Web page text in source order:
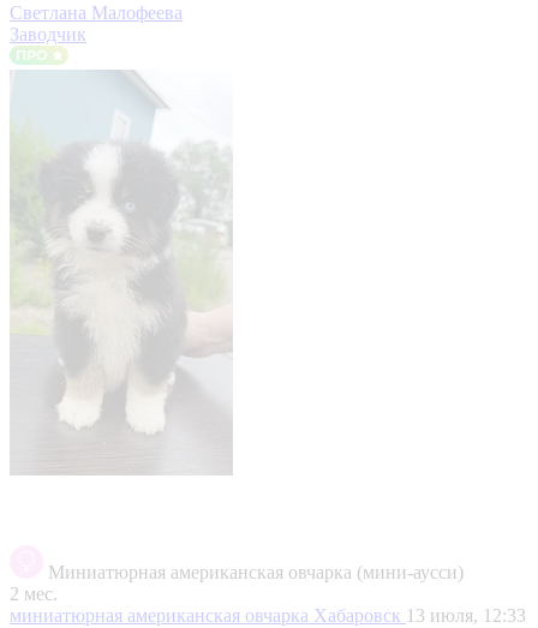
Светлана Малофеева
Заводчик
Миниатюрная американская овчарка (мини-аусси)
2 мес.
миниатюрная американская овчарка Хабаровск 13 июля, 12:33